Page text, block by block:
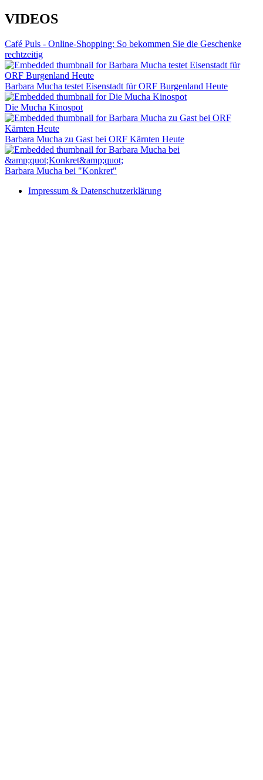
VIDEOS
Café Puls - Online-Shopping: So bekommen Sie die Geschenke
rechtzeitig
Barbara Mucha testet Eisenstadt für ORF Burgenland Heute
Die Mucha Kinospot
Barbara Mucha zu Gast bei ORF Kärnten Heute
Barbara Mucha bei "Konkret"
Impressum & Datenschutzerklärung